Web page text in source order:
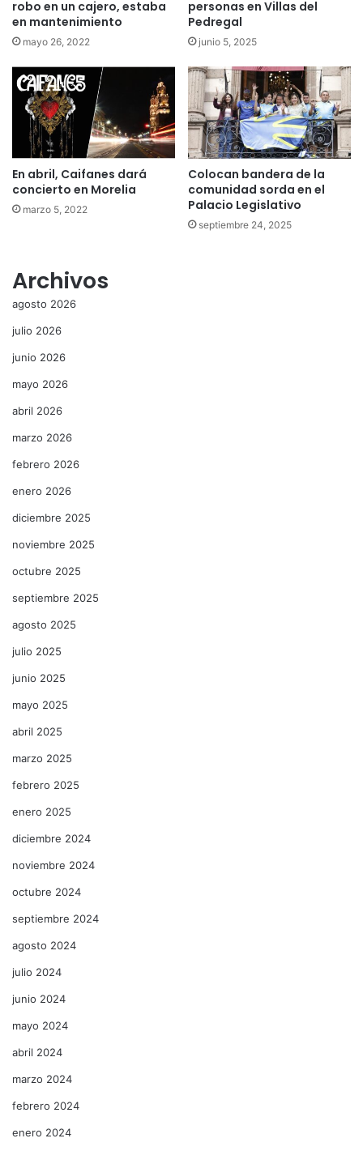
robo en un cajero, estaba
en mantenimiento
mayo 26, 2022
personas en Villas del
Pedregal
junio 5, 2025
En abril, Caifanes dará
concierto en Morelia
marzo 5, 2022
Colocan bandera de la
comunidad sorda en el
Palacio Legislativo
septiembre 24, 2025
Archivos
agosto 2026
julio 2026
junio 2026
mayo 2026
abril 2026
marzo 2026
febrero 2026
enero 2026
diciembre 2025
noviembre 2025
octubre 2025
septiembre 2025
agosto 2025
julio 2025
junio 2025
mayo 2025
abril 2025
marzo 2025
febrero 2025
enero 2025
diciembre 2024
noviembre 2024
octubre 2024
septiembre 2024
agosto 2024
julio 2024
junio 2024
mayo 2024
abril 2024
marzo 2024
febrero 2024
enero 2024